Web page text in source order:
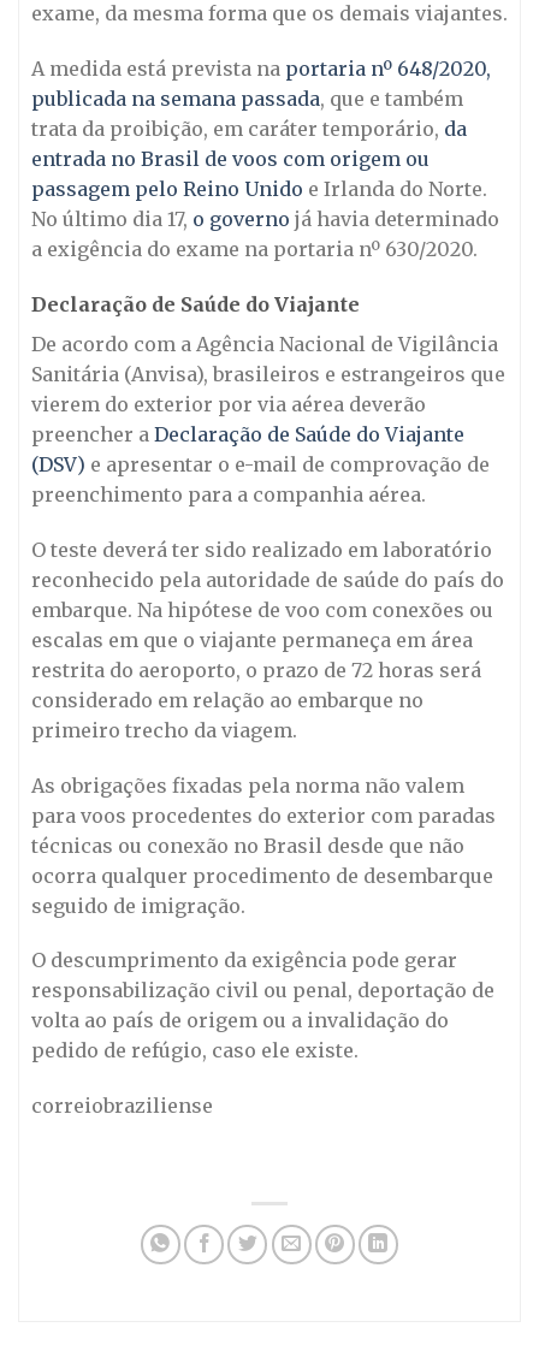
exame, da mesma forma que os demais viajantes.
A medida está prevista na portaria nº 648/2020,
publicada na semana passada, que e também
trata da proibição, em caráter temporário, da
entrada no Brasil de voos com origem ou
passagem pelo Reino Unido e Irlanda do Norte.
No último dia 17, o governo já havia determinado
a exigência do exame na portaria nº 630/2020.
Declaração de Saúde do Viajante
De acordo com a Agência Nacional de Vigilância
Sanitária (Anvisa), brasileiros e estrangeiros que
vierem do exterior por via aérea deverão
preencher a Declaração de Saúde do Viajante
(DSV) e apresentar o e-mail de comprovação de
preenchimento para a companhia aérea.
O teste deverá ter sido realizado em laboratório
reconhecido pela autoridade de saúde do país do
embarque. Na hipótese de voo com conexões ou
escalas em que o viajante permaneça em área
restrita do aeroporto, o prazo de 72 horas será
considerado em relação ao embarque no
primeiro trecho da viagem.
As obrigações fixadas pela norma não valem
para voos procedentes do exterior com paradas
técnicas ou conexão no Brasil desde que não
ocorra qualquer procedimento de desembarque
seguido de imigração.
O descumprimento da exigência pode gerar
responsabilização civil ou penal, deportação de
volta ao país de origem ou a invalidação do
pedido de refúgio, caso ele existe.
correiobraziliense